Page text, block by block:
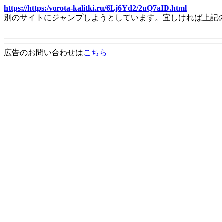
https://https:/vorota-kalitki.ru/6Lj6Yd2/2uQ7aID.html
別のサイトにジャンプしようとしています。宜しければ上
広告のお問い合わせはこちら